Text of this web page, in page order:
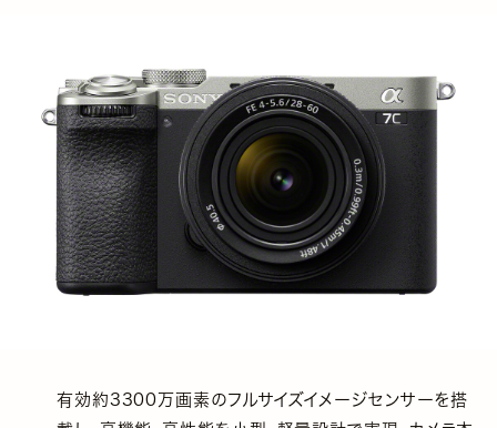
有効約3300万画素のフルサイズイメージセンサーを搭